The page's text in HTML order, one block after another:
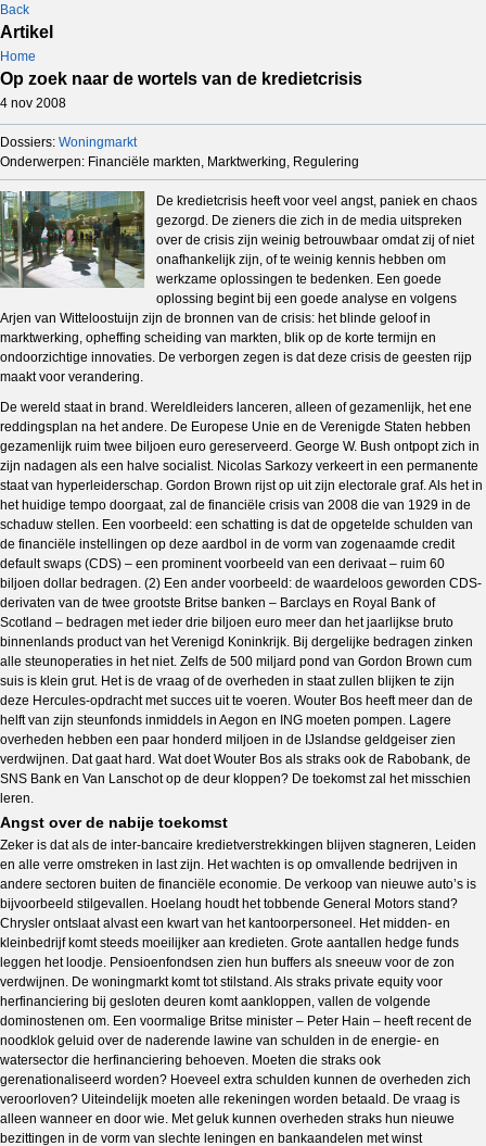
Back
Artikel
Home
Op zoek naar de wortels van de kredietcrisis
4 nov 2008
Dossiers: Woningmarkt
Onderwerpen: Financiële markten, Marktwerking, Regulering
De kredietcrisis heeft voor veel angst, paniek en chaos
gezorgd. De zieners die zich in de media uitspreken
over de crisis zijn weinig betrouwbaar omdat zij of niet
onafhankelijk zijn, of te weinig kennis hebben om
werkzame oplossingen te bedenken. Een goede
oplossing begint bij een goede analyse en volgens
Arjen van Witteloostuijn zijn de bronnen van de crisis: het blinde geloof in
marktwerking, opheffing scheiding van markten, blik op de korte termijn en
ondoorzichtige innovaties. De verborgen zegen is dat deze crisis de geesten rijp
maakt voor verandering.
De wereld staat in brand. Wereldleiders lanceren, alleen of gezamenlijk, het ene
reddingsplan na het andere. De Europese Unie en de Verenigde Staten hebben
gezamenlijk ruim twee biljoen euro gereserveerd. George W. Bush ontpopt zich in
zijn nadagen als een halve socialist. Nicolas Sarkozy verkeert in een permanente
staat van hyperleiderschap. Gordon Brown rijst op uit zijn electorale graf. Als het in
het huidige tempo doorgaat, zal de financiële crisis van 2008 die van 1929 in de
schaduw stellen. Een voorbeeld: een schatting is dat de opgetelde schulden van
de financiële instellingen op deze aardbol in de vorm van zogenaamde credit
default swaps (CDS) – een prominent voorbeeld van een derivaat – ruim 60
biljoen dollar bedragen. (2) Een ander voorbeeld: de waardeloos geworden CDS-
derivaten van de twee grootste Britse banken – Barclays en Royal Bank of
Scotland – bedragen met ieder drie biljoen euro meer dan het jaarlijkse bruto
binnenlands product van het Verenigd Koninkrijk. Bij dergelijke bedragen zinken
alle steunoperaties in het niet. Zelfs de 500 miljard pond van Gordon Brown cum
suis is klein grut. Het is de vraag of de overheden in staat zullen blijken te zijn
deze Hercules-opdracht met succes uit te voeren. Wouter Bos heeft meer dan de
helft van zijn steunfonds inmiddels in Aegon en ING moeten pompen. Lagere
overheden hebben een paar honderd miljoen in de IJslandse geldgeiser zien
verdwijnen. Dat gaat hard. Wat doet Wouter Bos als straks ook de Rabobank, de
SNS Bank en Van Lanschot op de deur kloppen? De toekomst zal het misschien
leren.
Angst over de nabije toekomst
Zeker is dat als de inter-bancaire kredietverstrekkingen blijven stagneren, Leiden
en alle verre omstreken in last zijn. Het wachten is op omvallende bedrijven in
andere sectoren buiten de financiële economie. De verkoop van nieuwe auto’s is
bijvoorbeeld stilgevallen. Hoelang houdt het tobbende General Motors stand?
Chrysler ontslaat alvast een kwart van het kantoorpersoneel. Het midden- en
kleinbedrijf komt steeds moeilijker aan kredieten. Grote aantallen hedge funds
leggen het loodje. Pensioenfondsen zien hun buffers als sneeuw voor de zon
verdwijnen. De woningmarkt komt tot stilstand. Als straks private equity voor
herfinanciering bij gesloten deuren komt aankloppen, vallen de volgende
dominostenen om. Een voormalige Britse minister – Peter Hain – heeft recent de
noodklok geluid over de naderende lawine van schulden in de energie- en
watersector die herfinanciering behoeven. Moeten die straks ook
gerenationaliseerd worden? Hoeveel extra schulden kunnen de overheden zich
veroorloven? Uiteindelijk moeten alle rekeningen worden betaald. De vraag is
alleen wanneer en door wie. Met geluk kunnen overheden straks hun nieuwe
bezittingen in de vorm van slechte leningen en bankaandelen met winst